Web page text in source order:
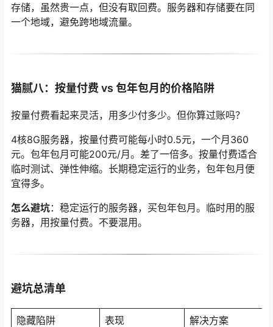
存储，虽然贵一点，但没有取回费。服务器和存储要在同
一个地域，避免跨地域流量。
猫腻八：按量付费 vs 包年包月的价格陷阱
按量付费看起来灵活，用多少付多少。但你算过账吗？
4核8G服务器，按量付费可能每小时0.5元，一个月360
元。包年包月可能200元/月。差了一倍多。按量付费适合
临时测试、弹性伸缩。长期稳定运行的业务，包年包月便
宜得多。
怎么避坑：稳定运行的服务器，买包年包月。临时用的服
务器，用按量付费。不要混用。
避坑总清单
隐藏陷阱 表现 解决方案